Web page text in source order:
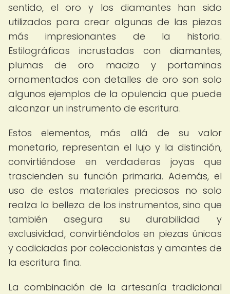
sentido, el oro y los diamantes han sido
utilizados para crear algunas de las piezas
más impresionantes de la historia.
Estilográficas incrustadas con diamantes,
plumas de oro macizo y portaminas
ornamentados con detalles de oro son solo
algunos ejemplos de la opulencia que puede
alcanzar un instrumento de escritura.
Estos elementos, más allá de su valor
monetario, representan el lujo y la distinción,
convirtiéndose en verdaderas joyas que
trascienden su función primaria. Además, el
uso de estos materiales preciosos no solo
realza la belleza de los instrumentos, sino que
también asegura su durabilidad y
exclusividad, convirtiéndolos en piezas únicas
y codiciadas por coleccionistas y amantes de
la escritura fina.
La combinación de la artesanía tradicional